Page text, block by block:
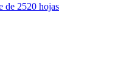
de 2520 hojas